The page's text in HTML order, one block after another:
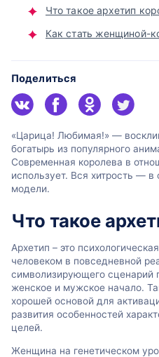
Что такое архетип
Как стать женщиной-
Поделиться
«Царица! Любимая!» —
богатырь из популярного
Современная королева в
использует. Вся хитрость — в
модели.
Что такое
Архетип – это
человеком в повседневной
символизирующего сценарий
женское и мужское начало.
хорошей основой для
развития особенностей
целей.
Женщина на генетическом